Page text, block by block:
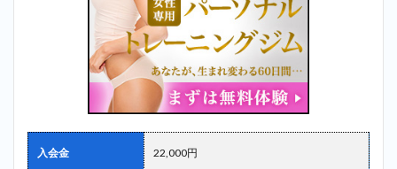
入会金 22,000円